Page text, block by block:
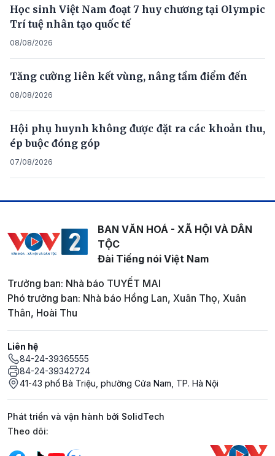
Học sinh Việt Nam đoạt 7 huy chương tại Olympic
Trí tuệ nhân tạo quốc tế
08/08/2026
Tăng cường liên kết vùng, nâng tầm điểm đến
08/08/2026
Hội phụ huynh không được đặt ra các khoản thu,
ép buộc đóng góp
07/08/2026
BAN VĂN HOÁ - XÃ HỘI VÀ DÂN
TỘC
Đài Tiếng nói Việt Nam
Trưởng ban: Nhà báo TUYẾT MAI
Phó trưởng ban: Nhà báo Hồng Lan, Xuân Thọ, Xuân
Thân, Hoài Thu
Liên hệ
84-24-39365555
84-24-39342724
41-43 phố Bà Triệu, phường Cửa Nam, TP. Hà Nội
Phát triển và vận hành bởi SolidTech
Mạng xã hội
Theo dõi: